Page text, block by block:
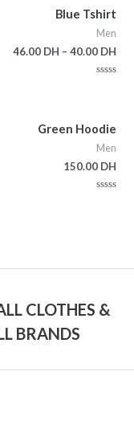
Blue Tshirt
Men
40.00 DH
–
46.00 DH
Green Hoodie
Men
150.00 DH
CLOTHES &
BRANDS.